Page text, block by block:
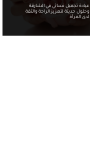
عيادة تجميل نسائي في الشارقة
وحلول حديثة لتعزيز الراحة والثقة
لدى المرأة